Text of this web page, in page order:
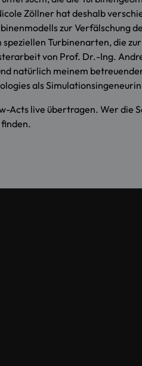
Zöllner hat deshalb
zur Verfälschung
Turbinenarten, die
von Prof. Dr.-Ing.
natürlich meinem
als
live übertragen. Wer die